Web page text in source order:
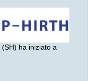
(SH) ha iniziato a